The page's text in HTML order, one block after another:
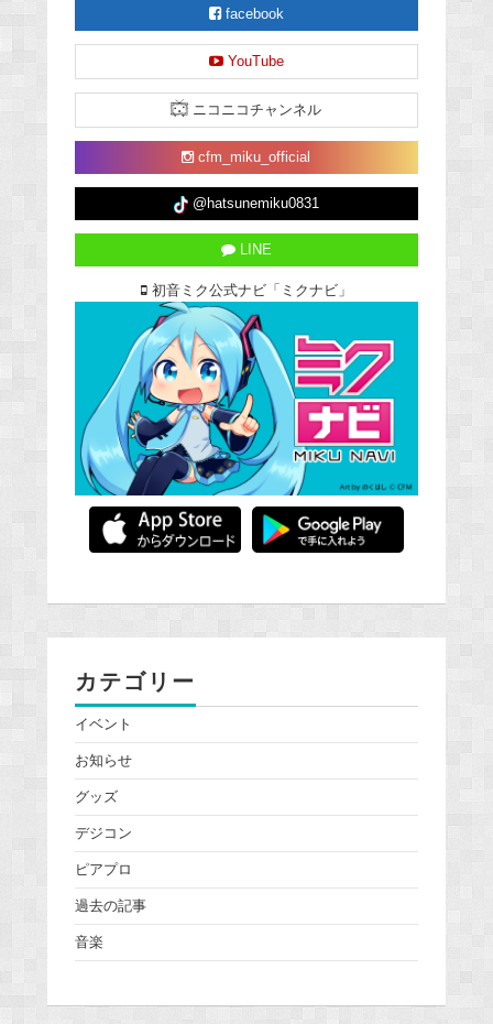
facebook
YouTube
ニコニコチャンネル
cfm_miku_official
@hatsunemiku0831
LINE
初音ミク公式ナビ「ミクナビ」
カテゴリー
イベント
お知らせ
グッズ
デジコン
ピアプロ
過去の記事
音楽